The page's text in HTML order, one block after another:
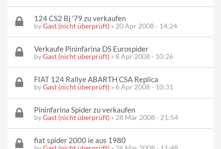
124 CS2 Bj '79 zu verkaufen
byGast (nicht überprüft) » 20 Apr 2008 - 14:24
Verkaufe Pininfarina DS Eurospider
byGast (nicht überprüft) » 8 Apr 2008 - 10:26
FIAT 124 Rallye ABARTH CSA Replica
byGast (nicht überprüft) » 6 Apr 2008 - 10:31
Pininfarina Spider zu verkaufen
byGast (nicht überprüft) » 28 Mär 2008 - 21:54
fiat spider 2000 ie aus 1980